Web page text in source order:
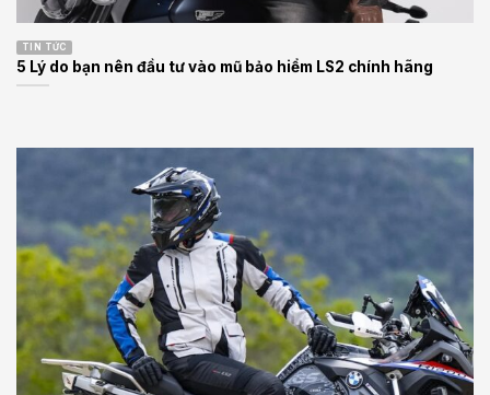
TIN TỨC
5 Lý do bạn nên đầu tư vào mũ bảo hiểm LS2 chính hãng